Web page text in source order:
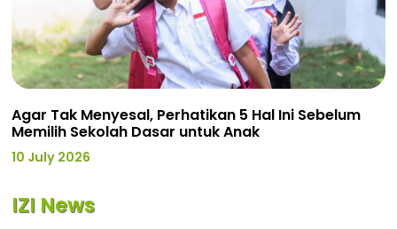
Agar Tak Menyesal, Perhatikan 5 Hal Ini Sebelum
Memilih Sekolah Dasar untuk Anak
10 July 2026
IZI News